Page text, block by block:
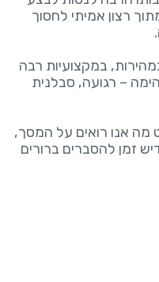
רצון אמיתי לחסוך
במקצועיות רבה
– רגועה, סבלנית
מה אנו רואים על המסך,
זמן להסברים ברורים